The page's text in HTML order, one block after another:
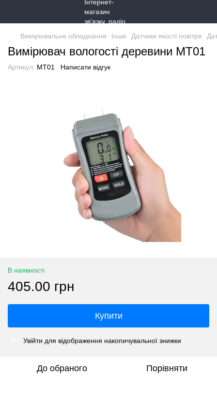
Вимірювальне обладнання Інше Датчики якості повітря
Вимірювач вологості деревини MT01
Артикул: MT01 Написати відгук
В наявності
405.00 грн
Купити
Увійти для відображення накопичувальної знижки
До обраного Порівняти